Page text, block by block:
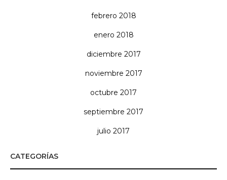
febrero 2018
enero 2018
diciembre 2017
noviembre 2017
octubre 2017
septiembre 2017
julio 2017
CATEGORÍAS